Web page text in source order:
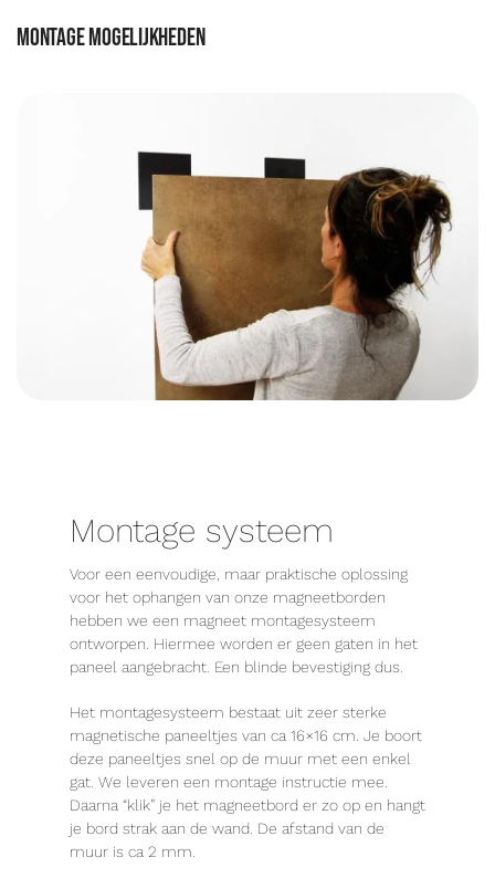
Montage mogelijkheden
Montage systeem
Voor een eenvoudige, maar praktische oplossing
voor het ophangen van onze magneetborden
hebben we een magneet montagesysteem
ontworpen. Hiermee worden er geen gaten in het
paneel aangebracht. Een blinde bevestiging dus.
Het montagesysteem bestaat uit zeer sterke
magnetische paneeltjes van ca 16×16 cm. Je boort
deze paneeltjes snel op de muur met een enkel
gat. We leveren een montage instructie mee.
Daarna “klik” je het magneetbord er zo op en hangt
je bord strak aan de wand. De afstand van de
muur is ca 2 mm.